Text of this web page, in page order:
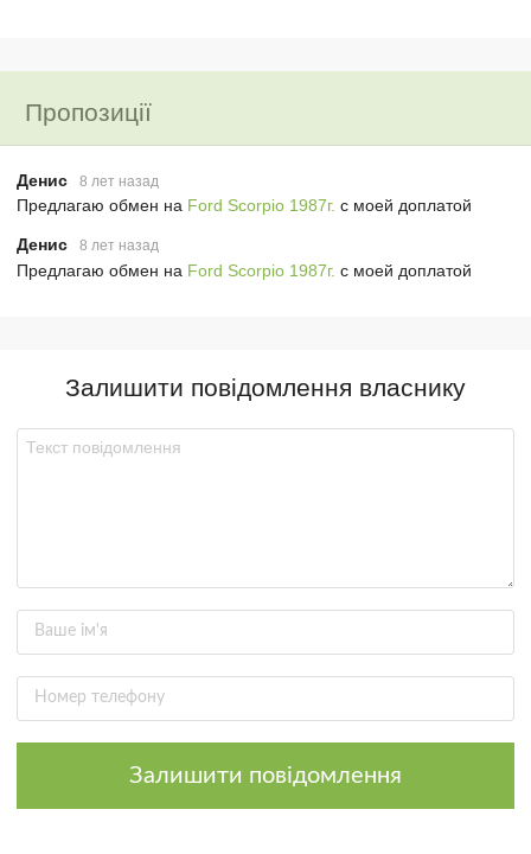
Пропозиції
Денис 8 лет назад
Предлагаю обмен на Ford Scorpio 1987г. с моей доплатой
Денис 8 лет назад
Предлагаю обмен на Ford Scorpio 1987г. с моей доплатой
Залишити повідомлення власнику
Залишити повідомлення